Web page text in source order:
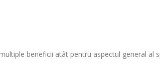
beneficii atât pentru aspectul general al